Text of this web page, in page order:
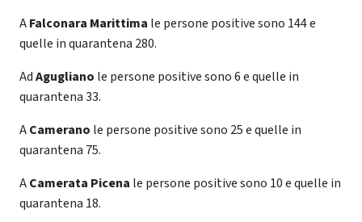
AFalconara Marittima le persone positive sono 144 e
quelle in quarantena 280.
AdAgugliano le persone positive sono 6 e quelle in
quarantena 33.
ACamerano le persone positive sono 25 e quelle in
quarantena 75.
ACamerata Picena le persone positive sono 10 e quelle in
quarantena 18.